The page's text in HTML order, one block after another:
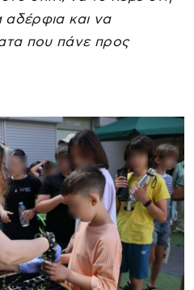
αδέρφια και να
που πάνε προς